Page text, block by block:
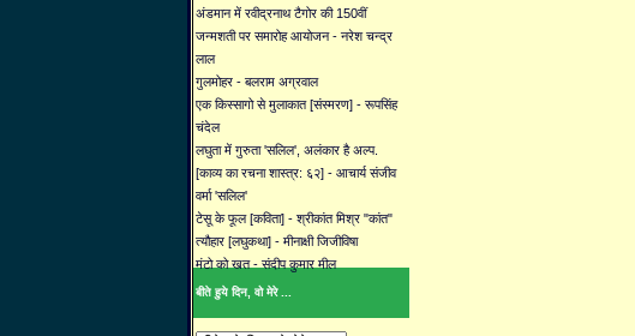
अंडमान में रवीद्रनाथ टैगोर की 150वीं
जन्मशती पर समारोह आयोजन - नरेश चन्द्र
लाल
गुलमोहर - बलराम अग्रवाल
एक किस्सागो से मुलाकात [संस्मरण] - रूपसिंह
चंदेल
लघुता में गुरुता 'सलिल', अलंकार है अल्प.
[काव्य का रचना शास्त्र: ६२] - आचार्य संजीव
वर्मा 'सलिल'
टेसू के फूल [कविता] - श्रीकांत मिश्र "कांत"
त्यौहार [लघुकथा] - मीनाक्षी जिजीविषा
मंटो को खत - संदीप कुमार मील
बीते हुये दिन, वो मेरे ...